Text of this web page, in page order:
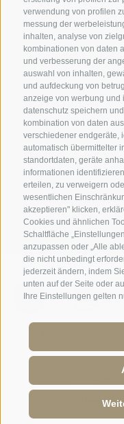
verwendung von profilen
messung der
inhalten, analyse von
kombinationen von daten
und verbesserung der
auswahl von inhalten,
und aufdeckung von
anzeige von werbung und
datenschutz speichern
kombination von daten
verschiedener endgeräte,
automatisch übermittelter
standortdaten, geräte
informationen
erteilen, zu verweigern
wesentlichen
akzeptieren" klicken,
Cookies und ähnlichen
Schaltfläche
anzupassen oder „Alle
die nicht unbedingt
jederzeit ändern, indem
unten auf der Seite oder
Ihre Einstellungen gelten
SPORTHOTEL
Carletti Straße, 6
·
T +39 0461
IT EN
Cookie Präferenzen